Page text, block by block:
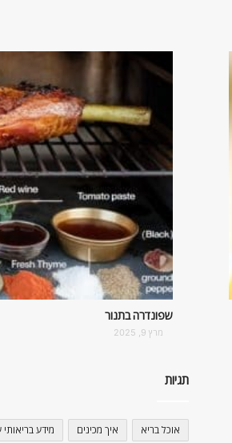
שפונדרה בתנור
מרץ 9, 2025
תגיות
אוכל בריא איך מכינים מידע